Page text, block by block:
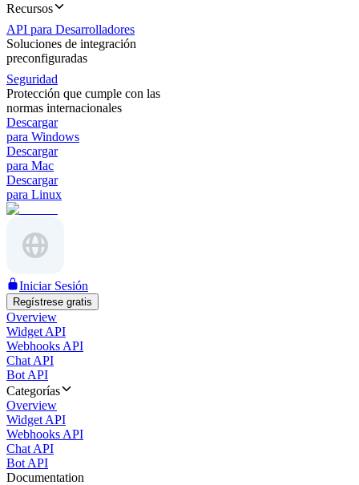
Recursos
API para Desarrolladores
Soluciones de integración
preconfiguradas
Seguridad
Protección que cumple con las
normas internacionales
Descargar
para Windows
Descargar
para Mac
Descargar
para Linux
Iniciar Sesión
Regístrese gratis
Overview
Widget API
Webhooks API
Chat API
Bot API
Categorías
Overview
Widget API
Webhooks API
Chat API
Bot API
Documentation